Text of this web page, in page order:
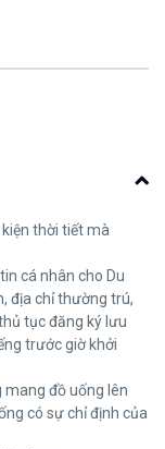
thời tiết mà
cá nhân cho Du
địa chỉ thường trú,
tục đăng ký lưu
trước giờ khởi
mang đồ uống lên
có sự chỉ định của